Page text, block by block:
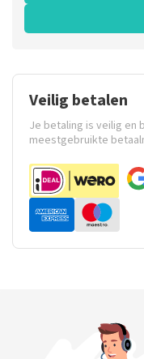
Veilig betalen
Je betaling is veilig en
meestgebruikte